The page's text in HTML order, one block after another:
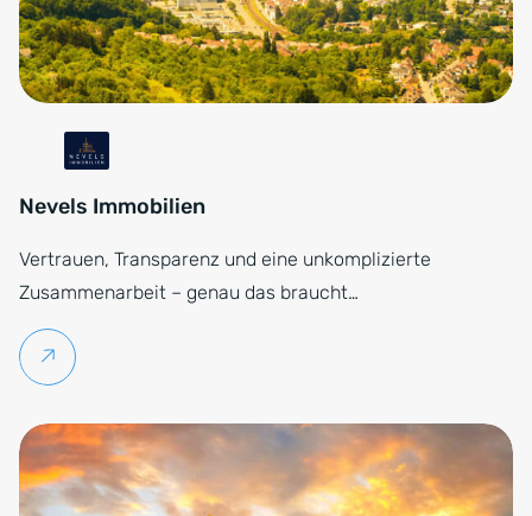
Nevels Immobilien
Vertrauen, Transparenz und eine unkomplizierte
Zusammenarbeit – genau das braucht…
Weiterlesen